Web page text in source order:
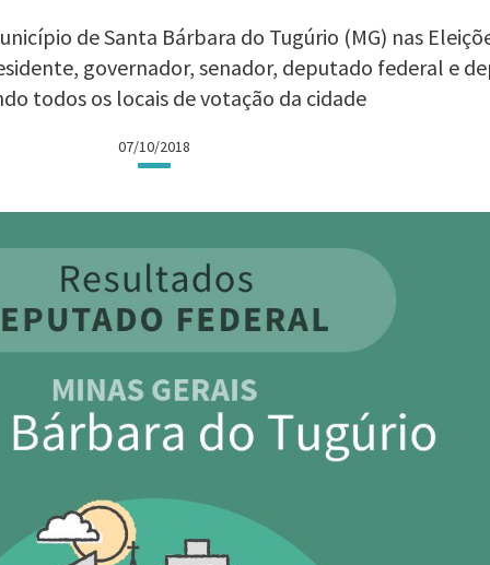
de Santa Bárbara do Tugúrio (MG) nas
governador, senador, deputado federal e
todos os locais de votação da cidade
07/10/2018